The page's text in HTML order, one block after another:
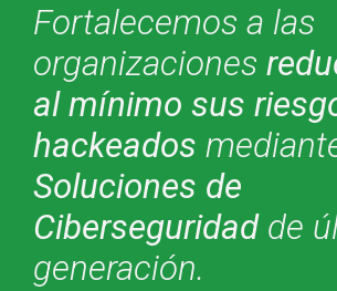
Fortalecemos a las
organizaciones
al mínimo sus
hackeados
Soluciones de
Ciberseguridadde
generación.